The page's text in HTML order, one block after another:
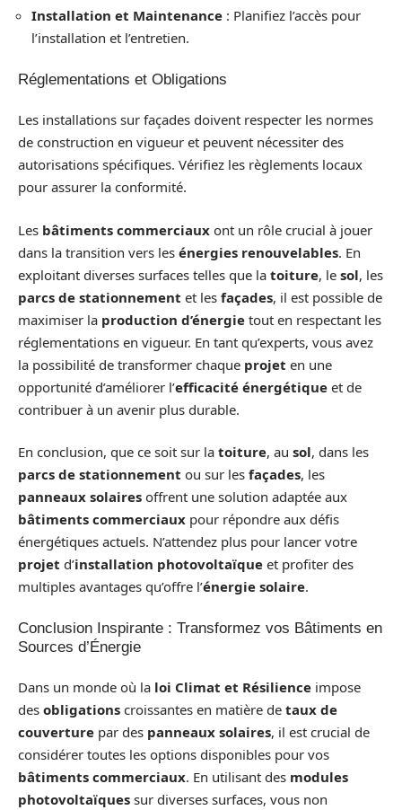
Installation et Maintenance : Planifiez l’accès pour
l’installation et l’entretien.
Réglementations et Obligations
Les installations sur façades doivent respecter les normes
de construction en vigueur et peuvent nécessiter des
autorisations spécifiques. Vérifiez les règlements locaux
pour assurer la conformité.
Les bâtiments commerciaux ont un rôle crucial à jouer
dans la transition vers les énergies renouvelables. En
exploitant diverses surfaces telles que la toiture, le sol, les
parcs de stationnement et les façades, il est possible de
maximiser la production d’énergie tout en respectant les
réglementations en vigueur. En tant qu’experts, vous avez
la possibilité de transformer chaque projet en une
opportunité d’améliorer l’efficacité énergétique et de
contribuer à un avenir plus durable.
En conclusion, que ce soit sur la toiture, au sol, dans les
parcs de stationnement ou sur les façades, les
panneaux solaires offrent une solution adaptée aux
bâtiments commerciaux pour répondre aux défis
énergétiques actuels. N’attendez plus pour lancer votre
projet d’installation photovoltaïque et profiter des
multiples avantages qu’offre l’énergie solaire.
Conclusion Inspirante : Transformez vos Bâtiments en
Sources d’Énergie
Dans un monde où la loi Climat et Résilience impose
des obligations croissantes en matière de taux de
couverture par des panneaux solaires, il est crucial de
considérer toutes les options disponibles pour vos
bâtiments commerciaux. En utilisant des modules
photovoltaïques sur diverses surfaces, vous non